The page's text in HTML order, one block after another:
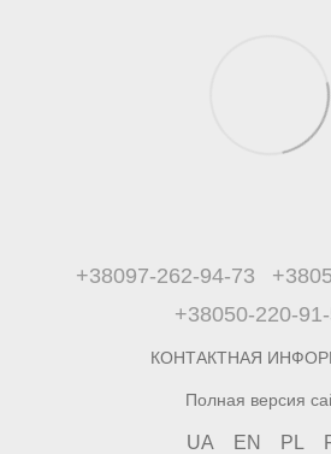
+38097-262-94-73
+38050-220-
КОНТАКТНАЯ
Полная версия
UA EN PL